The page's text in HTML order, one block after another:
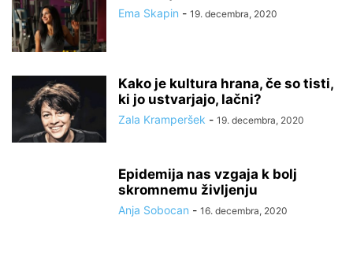
Ema Skapin - 19. decembra, 2020
Kako je kultura hrana, če so tisti,
ki jo ustvarjajo, lačni?
Zala Kramperšek - 19. decembra, 2020
Epidemija nas vzgaja k bolj
skromnemu življenju
Anja Sobocan - 16. decembra, 2020